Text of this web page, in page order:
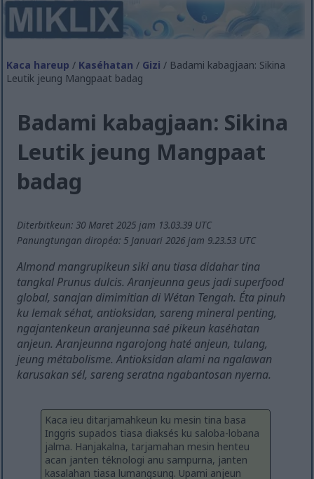
Kaca hareup / Kaséhatan / Gizi / Badami kabagjaan: Sikina
Leutik jeung Mangpaat badag
Badami kabagjaan: Sikina
Leutik jeung Mangpaat
badag
Diterbitkeun: 30 Maret 2025 jam 13.03.39 UTC
Panungtungan diropéa: 5 Januari 2026 jam 9.23.53 UTC
Almond mangrupikeun siki anu tiasa didahar tina
tangkal Prunus dulcis. Aranjeunna geus jadi superfood
global, sanajan dimimitian di Wétan Tengah. Éta pinuh
ku lemak séhat, antioksidan, sareng mineral penting,
ngajantenkeun aranjeunna saé pikeun kaséhatan
anjeun. Aranjeunna ngarojong haté anjeun, tulang,
jeung métabolisme. Antioksidan alami na ngalawan
karusakan sél, sareng seratna ngabantosan nyerna.
Kaca ieu ditarjamahkeun ku mesin tina basa
Inggris supados tiasa diaksés ku saloba-lobana
jalma. Hanjakalna, tarjamahan mesin henteu
acan janten téknologi anu sampurna, janten
kasalahan tiasa lumangsung. Upami anjeun